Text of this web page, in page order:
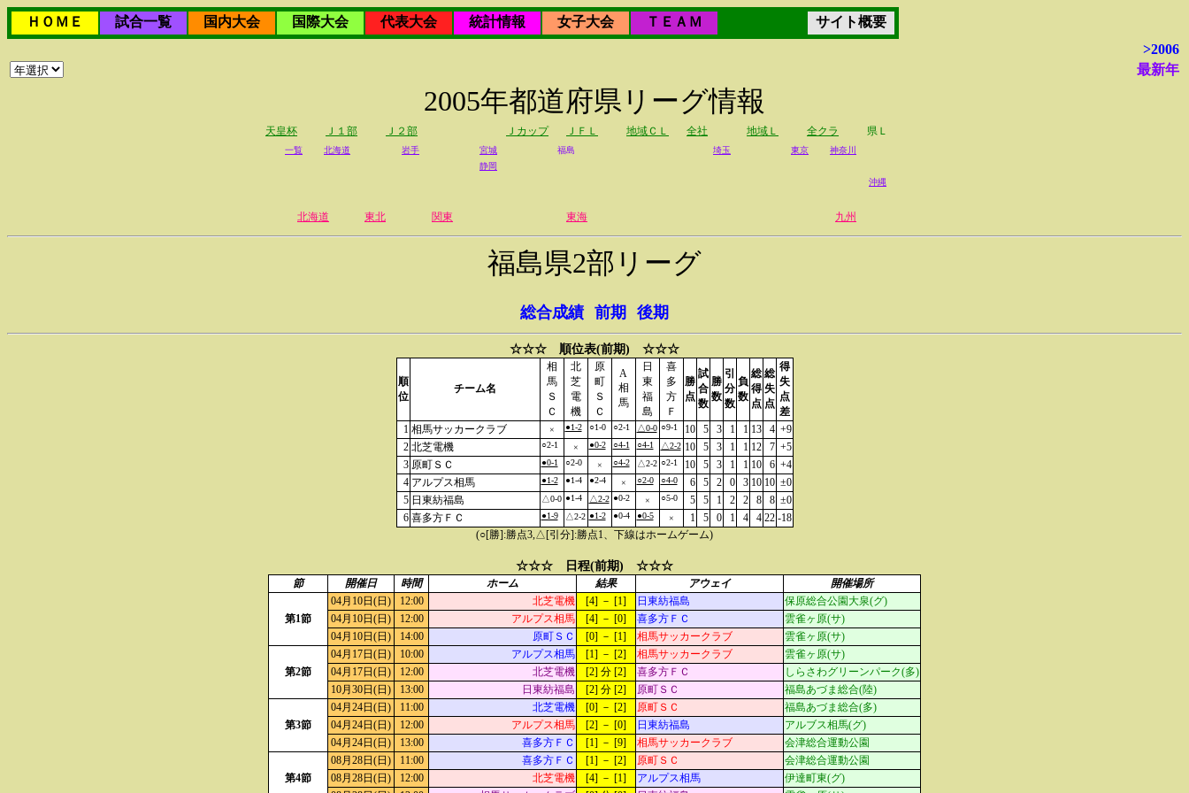
ＨＯＭＥ 試合一覧 国内大会 国際大会 代表大会 統計情報 女子大会 ＴＥＡＭ
サイト概要
>2006
最新年
2005年都道府県リーグ情報
天皇杯 Ｊ１部 Ｊ２部 Ｊカップ ＪＦＬ 地域ＣＬ 全社 地域Ｌ 全クラ 県Ｌ
一覧 北海道 岩手 宮城 福島 埼玉 東京
神奈川
静岡
沖縄
北海道 東北 関東 東海 九州
福島県2部リーグ
総合成績 前期 後期
☆☆☆ 順位表(前期) ☆☆☆
順
位
チーム名
相
馬
Ｓ
Ｃ
北
芝
電
機
原
町
Ｓ
Ｃ
A
相
馬
日
東
福
島
喜
多
方
Ｆ
勝
点
試
合
数
勝
数
引
分
数
負
数
総
得
点
総
失
点
得
失
点
差
1 相馬サッカークラブ × ●1-2 ○1-0 ○2-1 △0-0 ○9-1 10 5 3 1 1 13 4 +9
2 北芝電機 ○2-1 × ●0-2 ○4-1 ○4-1 △2-2 10 5 3 1 1 12 7 +5
3 原町ＳＣ ●0-1 ○2-0 × ○4-2 △2-2 ○2-1 10 5 3 1 1 10 6 +4
4 アルプス相馬 ●1-2 ●1-4 ●2-4 × ○2-0 ○4-0 6 5 2 0 3 10 10 ±0
5 日東紡福島 △0-0 ●1-4 △2-2 ●0-2 × ○5-0 5 5 1 2 2 8 8 ±0
6 喜多方ＦＣ ●1-9 △2-2 ●1-2 ●0-4 ●0-5 × 1 5 0 1 4 4 22 -18
(○[勝]:勝点3,△[引分]:勝点1、下線はホームゲーム)
☆☆☆ 日程(前期) ☆☆☆
節 開催日 時間 ホーム 結果 アウェイ 開催場所
第1節
04月10日(日) 12:00 北芝電機 [4] － [1] 日東紡福島
保原総合公園大泉(グ)
04月10日(日)
12:00 アルプス相馬 [4] － [0] 喜多方ＦＣ
雲雀ヶ原(サ)
04月10日(日)
14:00 原町ＳＣ [0] － [1] 相馬サッカークラブ 雲雀ヶ原(サ)
第2節
04月17日(日) 10:00 アルプス相馬 [1] － [2] 相馬サッカークラブ
雲雀ヶ原(サ)
04月17日(日)
12:00 北芝電機 [2] 分 [2] 喜多方ＦＣ
しらさわグリーンパーク(多)
10月30日(日)
13:00 日東紡福島 [2] 分 [2] 原町ＳＣ 福島あづま総合(陸)
第3節
04月24日(日) 11:00 北芝電機 [0] － [2] 原町ＳＣ
福島あづま総合(多)
04月24日(日)
12:00 アルプス相馬 [2] － [0] 日東紡福島
アルブス相馬(グ)
04月24日(日)
13:00 喜多方ＦＣ [1] － [9] 相馬サッカークラブ 会津総合運動公園
第4節
08月28日(日) 11:00 喜多方ＦＣ [1] － [2] 原町ＳＣ
会津総合運動公園
08月28日(日)
12:00 北芝電機 [4] － [1] アルプス相馬
伊達町東(グ)